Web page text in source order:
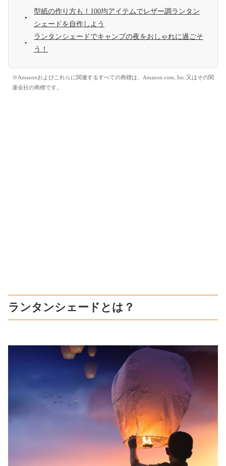
型紙の作り方も！100均アイテムでレザー調ランタン
シェードを自作しよう
ランタンシェードでキャンプの夜をおしゃれに過ごそ
う！
※Amazonおよびこれらに関連するすべての商標は、Amazon.com, Inc.又はその関
連会社の商標です。
ランタンシェードとは？